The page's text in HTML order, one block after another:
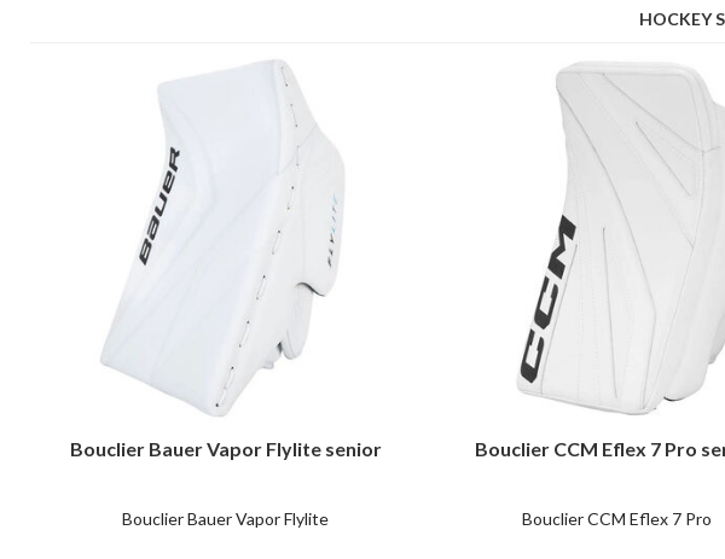
HOCKEY
Bouclier Bauer Vapor Flylite senior
Bouclier Bauer Vapor Flylite
Bouclier CCM Eflex 7 Pro
Bouclier CCM Eflex 7 Pro